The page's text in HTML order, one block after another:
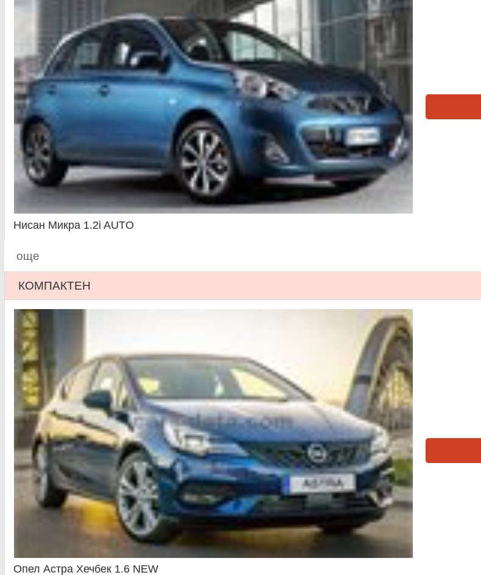
Нисан Микра 1.2i AUTO
още
КОМПАКТЕН
Опел Астра Хечбек 1.6 NEW